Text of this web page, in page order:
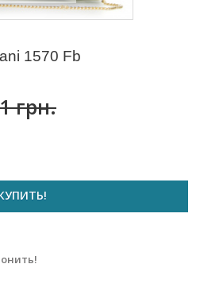
1570 Fb
грн.